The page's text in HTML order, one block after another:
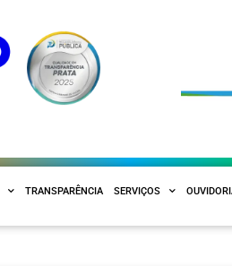
TRANSPARÊNCIA SERVIÇOS